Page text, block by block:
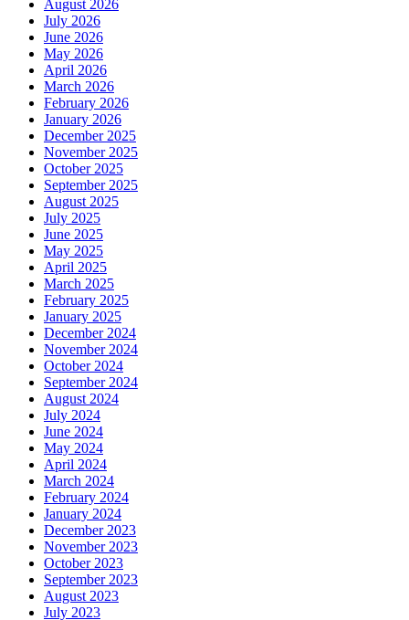
August 2026
July 2026
June 2026
May 2026
April 2026
March 2026
February 2026
January 2026
December 2025
November 2025
October 2025
September 2025
August 2025
July 2025
June 2025
May 2025
April 2025
March 2025
February 2025
January 2025
December 2024
November 2024
October 2024
September 2024
August 2024
July 2024
June 2024
May 2024
April 2024
March 2024
February 2024
January 2024
December 2023
November 2023
October 2023
September 2023
August 2023
July 2023